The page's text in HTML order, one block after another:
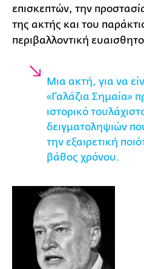
επισκεπτών, την
της ακτής και του
περιβαλλοντική
Μια ακτή, για να
«Γαλάζια Σημαία»
ιστορικό
δειγματοληψιών
την εξαιρετική
βάθος χρόνου.